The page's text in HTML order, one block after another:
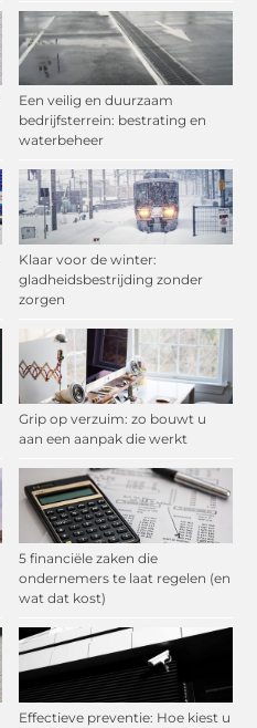
Een veilig en duurzaam
bedrijfsterrein: bestrating en
waterbeheer
Klaar voor de winter:
gladheidsbestrijding zonder
zorgen
Grip op verzuim: zo bouwt u
aan een aanpak die werkt
5 financiële zaken die
ondernemers te laat regelen (en
wat dat kost)
Effectieve preventie: Hoe kiest u